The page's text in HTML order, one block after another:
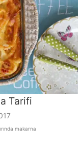
Tarifi
makarna